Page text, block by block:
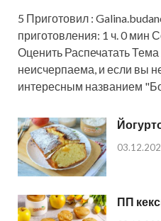
5 Приготовил :
приготовления: 1 ч. 0 мин
Оценить Распечатать
неисчерпаема, и если вы
интересным названием
ПП